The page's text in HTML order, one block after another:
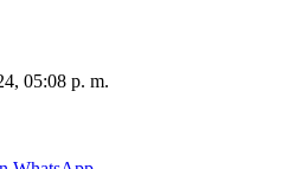
05:08 p. m.